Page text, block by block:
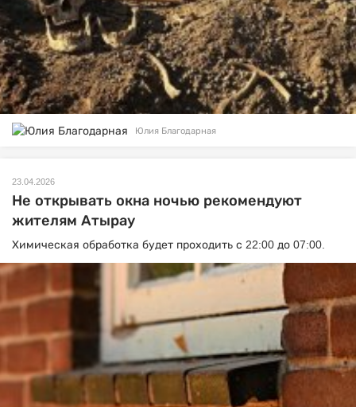
Юлия Благодарная
23.04.2026
Не открывать окна ночью рекомендуют
жителям Атырау
Химическая обработка будет проходить с 22:00 до 07:00.